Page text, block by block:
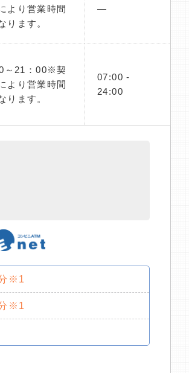
より営業時間
ります。
―
～21：00※契
より営業時間
ります。
07:00 -
24:00
※1
※1